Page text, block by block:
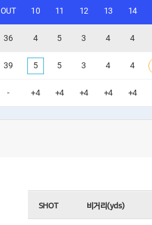
OUT 10 11 12 13 14
36 4 5 3 4 4
39 5 5 3 4 4
- +4 +4 +4 +4 +4
SHOT 비거리(yds)